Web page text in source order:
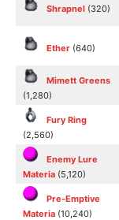
Shrapnel (320)
Ether (640)
Mimett Greens
(1,280)
Fury Ring
(2,560)
Enemy Lure
Materia (5,120)
Pre-Emptive
Materia (10,240)